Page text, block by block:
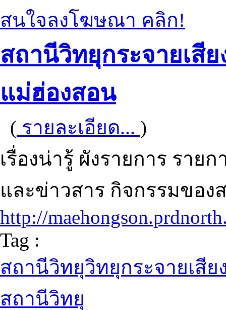
สนใจลงโฆษณา คลิก!
สถานีวิทยุกระจายเสี
แม่ฮ่องสอน
( รายละเอียด... )
เรื่องน่ารู้ ผังรายการ ราย
และข่าวสาร กิจกรรมของ
http://
Tag :
สถานีวิทยุวิทยุกระจายเสีย
สถานีวิทยุ